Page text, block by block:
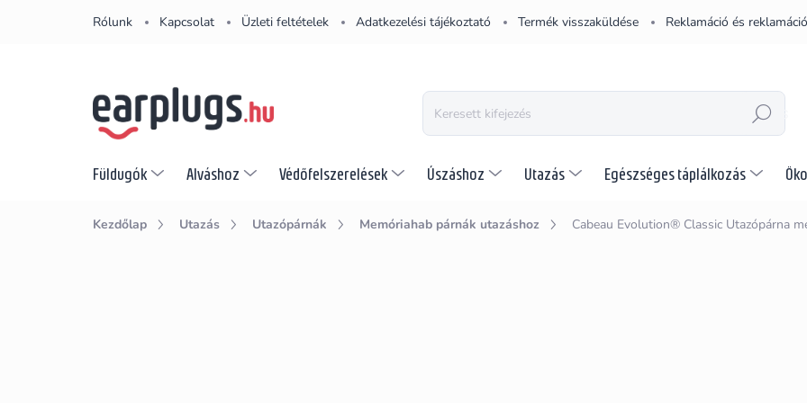
Rólunk Kapcsolat Üzleti feltételek Adatkezelési tájékoztató Termék visszaküldése Reklamáció és
KERESÉS
Füldugók Alváshoz Védőfelszerelések Úszáshoz Utazás Egészséges táplálkozás
Kezdőlap Utazás Utazópárnák Memóriahab párnák utazáshoz Cabeau Evolution® Classic Utazópárna